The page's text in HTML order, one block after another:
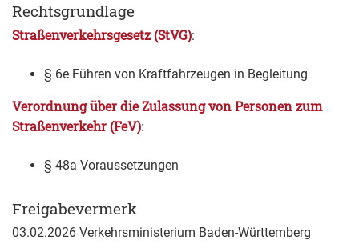
Rechtsgrundlage
Straßenverkehrsgesetz (StVG):
§ 6e Führen von Kraftfahrzeugen in Begleitung
Verordnung über die Zulassung von Personen zum
Straßenverkehr (FeV):
§ 48a Voraussetzungen
Freigabevermerk
03.02.2026 Verkehrsministerium Baden-Württemberg